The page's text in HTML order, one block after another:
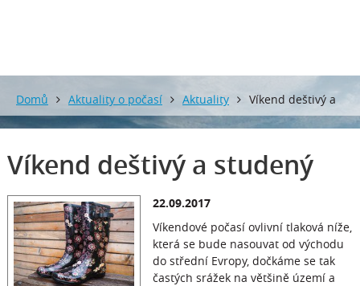
Domů Aktuality o počasí Aktuality Víkend deštivý a
studený
Víkend deštivý a studený
22.09.2017
Víkendové počasí ovlivní tlaková níže,
která se bude nasouvat od východu
do střední Evropy, dočkáme se tak
častých srážek na většině území a